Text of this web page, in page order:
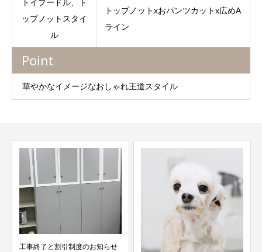
トイプードル、ト
ップノットスタイ
ル
トップノットxおパンツカットx広めA
ライン
Point
華やかなイメージなおしゃれ王道スタイル
工事終了と割引制度のお知らせ